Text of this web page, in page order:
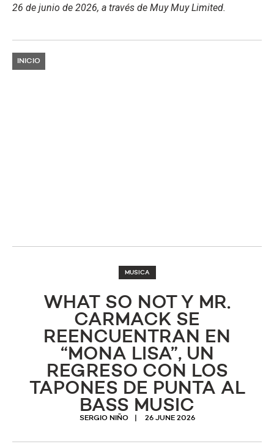
26 de junio de 2026, a través de Muy Muy Limited.
INICIO
MUSICA
WHAT SO NOT Y MR.
CARMACK SE
REENCUENTRAN EN
“MONA LISA”, UN
REGRESO CON LOS
TAPONES DE PUNTA AL
BASS MUSIC
SERGIO NIÑO 26 JUNE 2026